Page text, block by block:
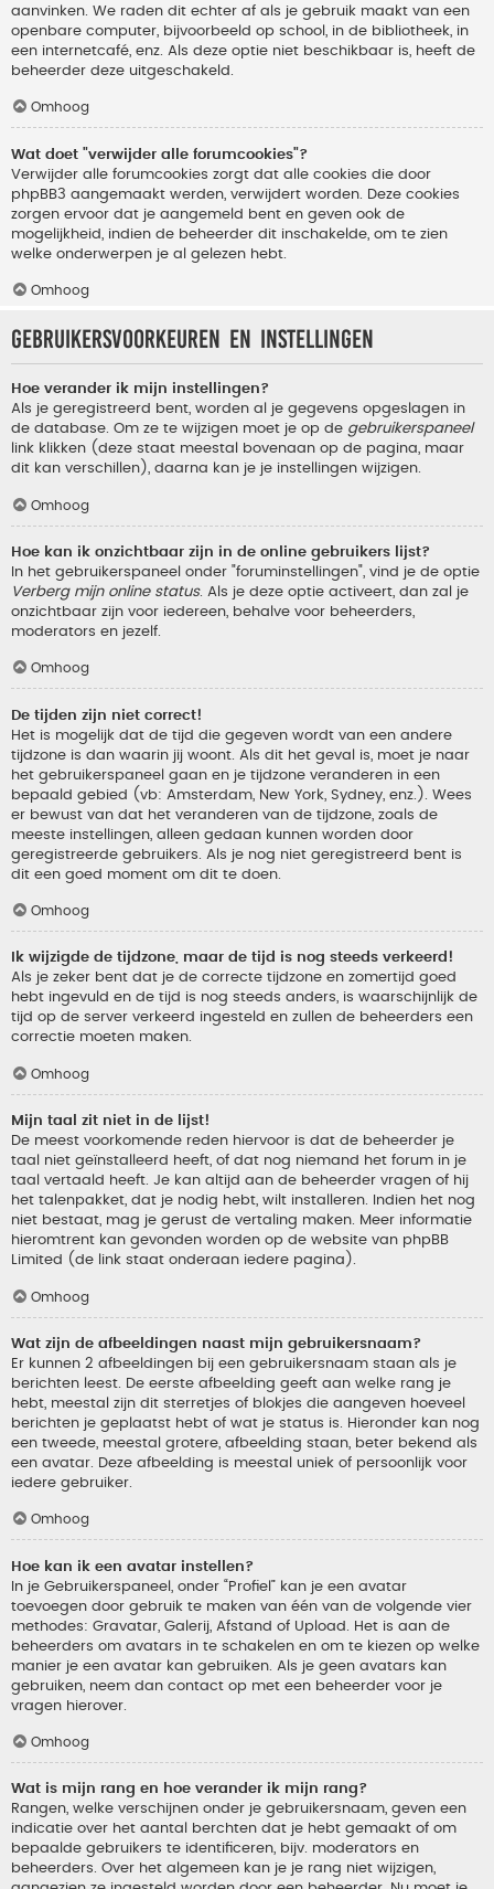
aanvinken. We raden dit echter af als je gebruik maakt van een
openbare computer, bijvoorbeeld op school, in de bibliotheek, in
een internetcafé, enz. Als deze optie niet beschikbaar is, heeft de
beheerder deze uitgeschakeld.
Omhoog
Wat doet "verwijder alle forumcookies"?
Verwijder alle forumcookies zorgt dat alle cookies die door
phpBB3 aangemaakt werden, verwijdert worden. Deze cookies
zorgen ervoor dat je aangemeld bent en geven ook de
mogelijkheid, indien de beheerder dit inschakelde, om te zien
welke onderwerpen je al gelezen hebt.
Omhoog
Gebruikersvoorkeuren en instellingen
Hoe verander ik mijn instellingen?
Als je geregistreerd bent, worden al je gegevens opgeslagen in
de database. Om ze te wijzigen moet je op de gebruikerspaneel
link klikken (deze staat meestal bovenaan op de pagina, maar
dit kan verschillen), daarna kan je je instellingen wijzigen.
Omhoog
Hoe kan ik onzichtbaar zijn in de online gebruikers lijst?
In het gebruikerspaneel onder "foruminstellingen", vind je de optie
Verberg mijn online status. Als je deze optie activeert, dan zal je
onzichtbaar zijn voor iedereen, behalve voor beheerders,
moderators en jezelf.
Omhoog
De tijden zijn niet correct!
Het is mogelijk dat de tijd die gegeven wordt van een andere
tijdzone is dan waarin jij woont. Als dit het geval is, moet je naar
het gebruikerspaneel gaan en je tijdzone veranderen in een
bepaald gebied (vb: Amsterdam, New York, Sydney, enz.). Wees
er bewust van dat het veranderen van de tijdzone, zoals de
meeste instellingen, alleen gedaan kunnen worden door
geregistreerde gebruikers. Als je nog niet geregistreerd bent is
dit een goed moment om dit te doen.
Omhoog
Ik wijzigde de tijdzone, maar de tijd is nog steeds verkeerd!
Als je zeker bent dat je de correcte tijdzone en zomertijd goed
hebt ingevuld en de tijd is nog steeds anders, is waarschijnlijk de
tijd op de server verkeerd ingesteld en zullen de beheerders een
correctie moeten maken.
Omhoog
Mijn taal zit niet in de lijst!
De meest voorkomende reden hiervoor is dat de beheerder je
taal niet geïnstalleerd heeft, of dat nog niemand het forum in je
taal vertaald heeft. Je kan altijd aan de beheerder vragen of hij
het talenpakket, dat je nodig hebt, wilt installeren. Indien het nog
niet bestaat, mag je gerust de vertaling maken. Meer informatie
hieromtrent kan gevonden worden op de website van phpBB
Limited (de link staat onderaan iedere pagina).
Omhoog
Wat zijn de afbeeldingen naast mijn gebruikersnaam?
Er kunnen 2 afbeeldingen bij een gebruikersnaam staan als je
berichten leest. De eerste afbeelding geeft aan welke rang je
hebt, meestal zijn dit sterretjes of blokjes die aangeven hoeveel
berichten je geplaatst hebt of wat je status is. Hieronder kan nog
een tweede, meestal grotere, afbeelding staan, beter bekend als
een avatar. Deze afbeelding is meestal uniek of persoonlijk voor
iedere gebruiker.
Omhoog
Hoe kan ik een avatar instellen?
In je Gebruikerspaneel, onder “Profiel” kan je een avatar
toevoegen door gebruik te maken van één van de volgende vier
methodes: Gravatar, Galerij, Afstand of Upload. Het is aan de
beheerders om avatars in te schakelen en om te kiezen op welke
manier je een avatar kan gebruiken. Als je geen avatars kan
gebruiken, neem dan contact op met een beheerder voor je
vragen hierover.
Omhoog
Wat is mijn rang en hoe verander ik mijn rang?
Rangen, welke verschijnen onder je gebruikersnaam, geven een
indicatie over het aantal berchten dat je hebt gemaakt of om
bepaalde gebruikers te identificeren, bijv. moderators en
beheerders. Over het algemeen kan je je rang niet wijzigen,